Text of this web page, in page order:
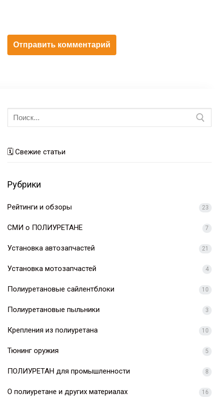
Искать:
🗓 Свежие статьи
Рубрики
Рейтинги и обзоры 23
СМИ о ПОЛИУРЕТАНЕ 7
Установка автозапчастей 21
Установка мотозапчастей 4
Полиуретановые сайлентблоки 10
Полиуретановые пыльники 3
Крепления из полиуретана 10
Тюнинг оружия 5
ПОЛИУРЕТАН для промышленности 8
О полиуретане и других материалах 16